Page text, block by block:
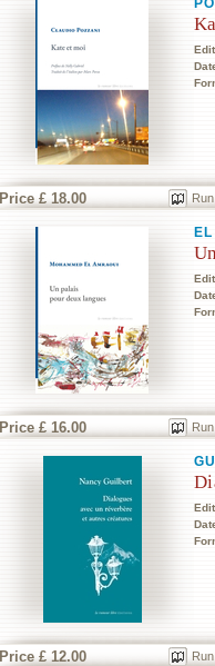
Price £ 18.00
Price £ 16.00
Price £ 12.00